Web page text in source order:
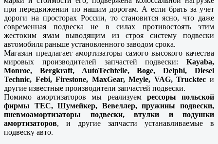
при передвижении по нашим дорогам. А если брать за учет
дороги на просторах России, то становится ясно, что даже
современная подвеска не в силах противостоять этим
жестоким ямам выводящим из строя систему подвески
автомобиля раньше установленного заводом срока.
Магазин предлагает амортизаторы самого высокого качества
мировых производителей запчастей подвески: Kayaba,
Monroe, Bergkraft, AutoTechteile, Boge, Delphi, Diesel
Technic, Febi, Firestone, MaxGear, Meyle, VAG, Trucktec и
другие известные производители запчастей подвески.
Помимо амортизаторов мы реализуем рессоры польской
фирмы ТЕС, Шумейкер, Вевеллер, пружины подвески,
пневмоамортизаторы подвески, втулки и подушки
амортизаторов, и другие запчасти устанавливаемые в
подвеску авто.